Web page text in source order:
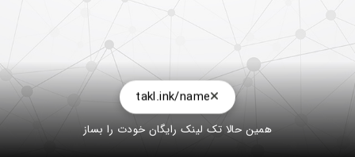
takl.ink/name
همین حالا تک لینک رایگان خودت را بساز